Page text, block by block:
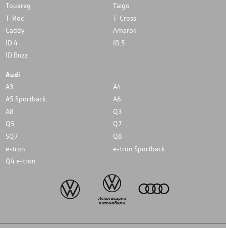
Touareg
Taigo
T-Roc
T-Cross
Caddy
Amarok
ID.4
ID.5
ID.Buzz
Audi
A3
A4
A5 Sportback
A6
A8
Q3
Q5
Q7
SQ7
Q8
e-tron
e-tron Sportback
Q4 e-tron